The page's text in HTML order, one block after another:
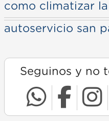
como climatizar
autoservicio san
Seguinos y no